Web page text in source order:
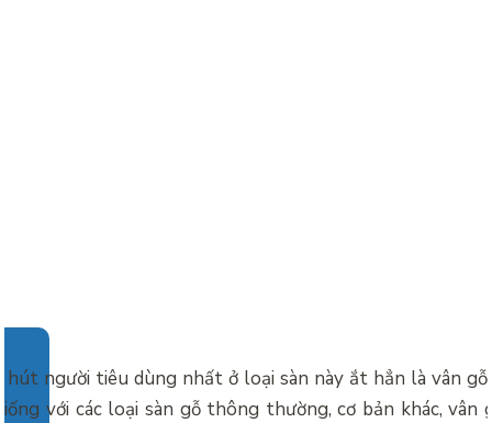
người tiêu dùng nhất ở loại sàn này ắt hẳn là vân gỗ
với các loại sàn gỗ thông thường, cơ bản khác, vân